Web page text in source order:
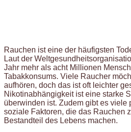
Rauchen ist eine der häufigsten
Laut der
Jahr mehr als acht Millionen
Tabakkonsums. Viele Raucher
aufhören, doch das ist oft leichter
Nikotinabhängigkeit ist eine starke
überwinden ist. Zudem gibt es viele
soziale Faktoren, die das Rauchen
Bestandteil des Lebens machen.